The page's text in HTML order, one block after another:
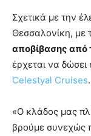
Σχετικά με την
Θεσσαλονίκη, με
αποβίβασης από
έρχεται να δώσει
Celestyal Cruises.
«Ο κλάδος μας
βρούμε συνεχώς